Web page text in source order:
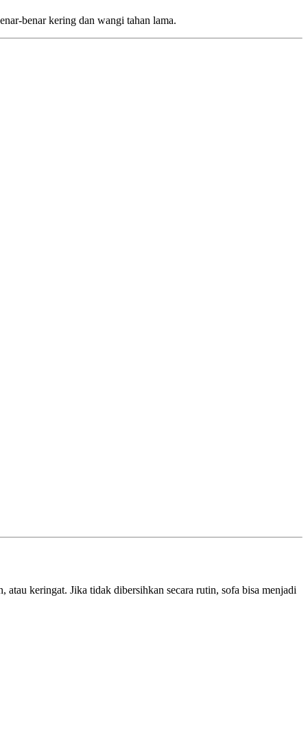
benar kering dan wangi tahan lama.
keringat. Jika tidak dibersihkan secara rutin, sofa bisa menjadi